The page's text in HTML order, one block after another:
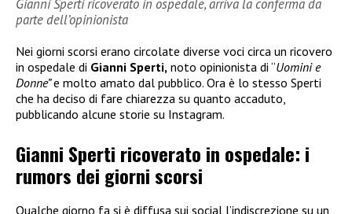
Gianni Sperti ricoverato in ospedale, arriva la conferma da
parte dell’opinionista
Nei giorni scorsi erano circolate diverse voci circa un ricovero
in ospedale di Gianni Sperti, noto opinionista di “Uomini e
Donne”e molto amato dal pubblico. Ora è lo stesso Sperti
che ha deciso di fare chiarezza su quanto accaduto,
pubblicando alcune storie su Instagram.
Gianni Sperti ricoverato in ospedale: i
rumors dei giorni scorsi
Qualche giorno fa si è diffusa sui social l’indiscrezione su un